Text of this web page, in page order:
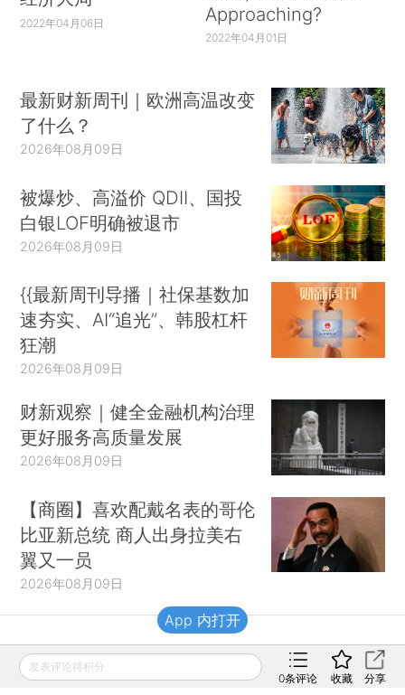
2022年04月06日
Approaching?
2022年04月01日
最新财新周刊｜欧洲高温改变
了什么？
2026年08月09日
被爆炒、高溢价 QDII、国投
白银LOF明确被退市
2026年08月09日
{{最新周刊导播｜社保基数加
速夯实、AI“追光”、韩股杠杆
狂潮
2026年08月09日
财新观察｜健全金融机构治理
更好服务高质量发展
2026年08月09日
【商圈】喜欢配戴名表的哥伦
比亚新总统 商人出身拉美右
翼又一员
2026年08月09日
财新移动
发表评论得积分
0条评论 收藏 分享
App 内打开